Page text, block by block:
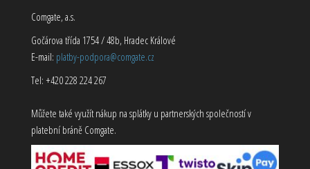
Comgate, a.s.
Gočárova třída 1754 / 48b, Hradec Králové
E-mail: platby-podpora@comgate.cz
Tel: +420 228 224 267
Můžete také využít nákup na splátky u partnerských společností v
platební bráně Comgate.